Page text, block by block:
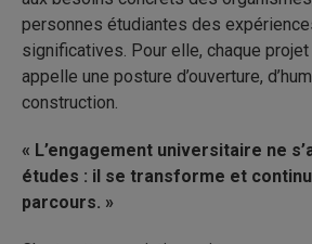
personnes étudiantes des
significatives. Pour elle, chaque
appelle une posture d’ouverture,
construction.
« L’engagement universitaire ne
études : il se transforme et
parcours. »